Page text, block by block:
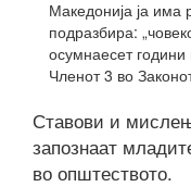
Македонија ја има
подразбира:
осумнаесет
Членот 3 во
Ставови и
запознаат
во општеството.